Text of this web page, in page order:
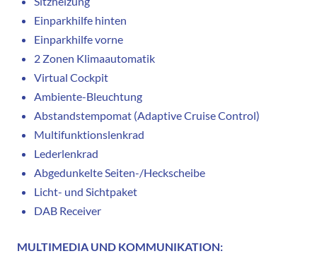
Einparkhilfe hinten
Einparkhilfe vorne
2 Zonen Klimaautomatik
Virtual Cockpit
Ambiente-Bleuchtung
Abstandstempomat (Adaptive Cruise Control)
Multifunktionslenkrad
Lederlenkrad
Abgedunkelte Seiten-/Heckscheibe
Licht- und Sichtpaket
DAB Receiver
MULTIMEDIA UND KOMMUNIKATION: